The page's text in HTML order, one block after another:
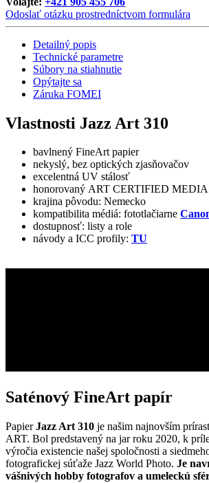
Odoslať otázku prostredníctvom formulára
Detailný popis
Technické parametre
Súbory na stiahnutie
Opýtajte sa
Záruka FOMEI
Vlastnosti Jazz Art 310
bavlnený FineArt papier
nekyslý, bez optických zjasňovačov
excelentná UV stálosť
honorovaný ART CERTIFIED MEDIA
krajina pôvodu: Nemecko
kompatibilita médiá: fototlačiarne
dostupnosť: listy a role
návody a ICC profily: TU
Saténový FineArt papír
PapierJazz Art 310 je našim najnovším
ART. Bol predstavený na jar roku 2020, k
výročia existencie našej spoločnosti a
fotografickej súťaže Jazz World Photo. Je
vášnivých hobby fotografov a umeleckú